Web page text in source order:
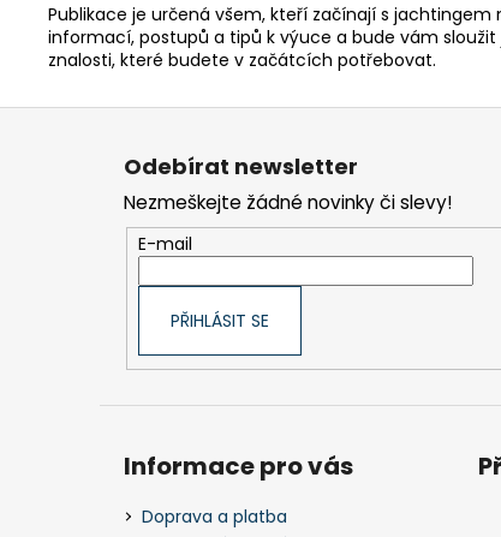
Publikace je určená všem, kteří začínají s
informací, postupů a tipů k výuce a bude vám
znalosti, které budete v začátcích potřebovat.
Z
Odebírat newsletter
Nezmeškejte žádné novinky či slevy!
E-mail
PŘIHLÁSIT SE
Informace pro vás
Doprava a platba